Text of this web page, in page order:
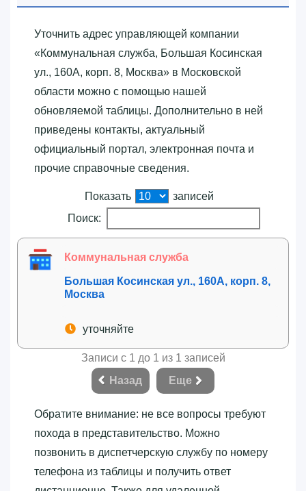
Уточнить адрес управляющей компании
«‎Коммунальная служба, Большая Косинская
ул., 160А, корп. 8, Москва»‎ в Московской
области можно с помощью нашей
обновляемой таблицы. Дополнительно в ней
приведены контакты, актуальный
официальный портал, электронная почта и
прочие справочные сведения.
Показать
записей
Поиск:
Коммунальная служба
Большая Косинская ул., 160А, корп. 8,
Москва
уточняйте
Записи с 1 до 1 из 1 записей
Назад
Еще
Обратите внимание: не все вопросы требуют
похода в представительство. Можно
позвонить в диспетчерскую службу по номеру
телефона из таблицы и получить ответ